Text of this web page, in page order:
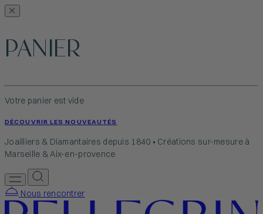
PANIER
Votre panier est vide
DÉCOUVRIR LES NOUVEAUTÉS
Joailliers & Diamantaires depuis 1840 • Créations sur-mesure à
Marseille & Aix-en-provence
Nous rencontrer